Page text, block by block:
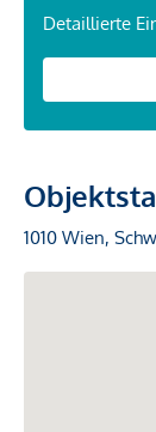
Detaillierte
1010 Wien,